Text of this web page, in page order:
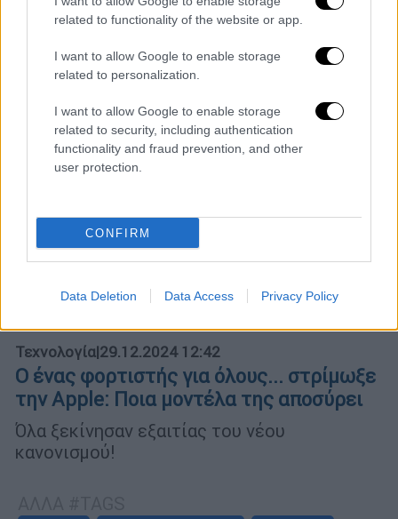
related to functionality of the website or app.
I want to allow Google to enable storage
related to personalization.
I want to allow Google to enable storage
related to security, including authentication
functionality and fraud prevention, and other
user protection.
CONFIRM
Data Deletion Data Access Privacy Policy
χωρίς θύρα φόρτισης USB-C
Τεχνολογία|29.12.2024 12:42
Ο ένας φορτιστής για όλους... στρίμωξε
την Apple: Ποια μοντέλα της αποσύρει
Όλα ξεκίνησαν εξαιτίας του νέου
κανονισμού!